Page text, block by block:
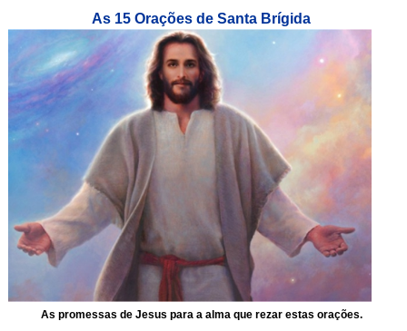
As 15 Orações de Santa Brígida
As promessas de Jesus para a alma que rezar estas orações.